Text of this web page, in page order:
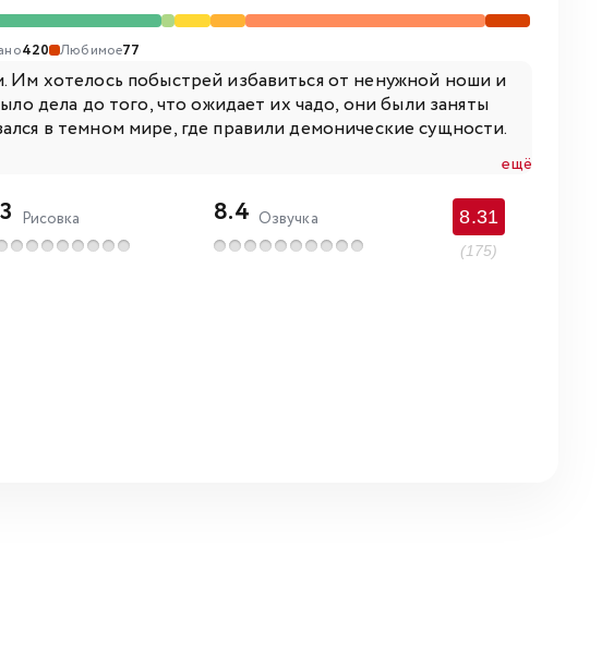
420 Любимое77
хотелось побыстрей избавиться от ненужной ноши и
дела до того, что ожидает их чадо, они были заняты
в темном мире, где правили демонические сущности.
ещё
Рисовка 8.4 Озвучка 8.31
(175)